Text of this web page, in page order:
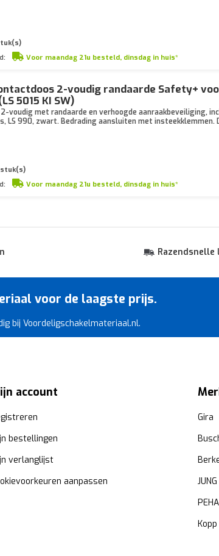
Voor maandag 21u besteld, dinsdag in huis*
2-voudig randaarde Safety+
5015 KI SW)
voudig met randaarde en verhoogde aanraakbeveiliging,
LS 990, zwart. Bedrading aansluiten met
Voor maandag 21u besteld, dinsdag in huis*
Razendsnelle
voor de laagste prijs.
bij Voordeligschakelmateriaal.nl.
account
bestellingen
verlanglijst
aanpassen
Gira
JUNG
PEHA
Kopp